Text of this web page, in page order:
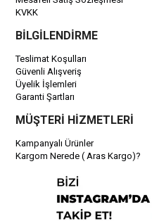
KVKK
BİLGİLENDİRME
Teslimat Koşulları
Güvenli Alışveriş
Üyelik İşlemleri
Garanti Şartları
MÜŞTERİ HİZMETLERİ
Kampanyalı Ürünler
Kargom Nerede ( Aras Kargo)?